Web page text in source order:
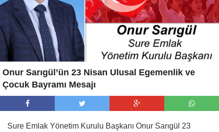
Onur Sarıgül’ün 23 Nisan Ulusal Egemenlik ve
Çocuk Bayramı Mesajı
Sure Emlak Yönetim Kurulu Başkanı Onur Sarıgül 23